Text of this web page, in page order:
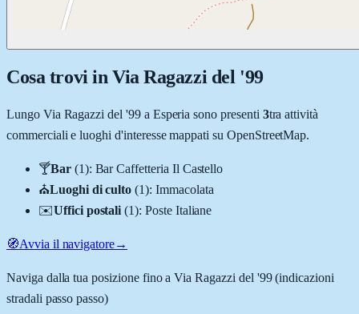
Cosa trovi in Via Ragazzi del '99
Lungo Via Ragazzi del '99a Esperia sono presenti 3tra attività
commerciali e luoghi d'interesse mappati su OpenStreetMap.
🍸Bar (1): Bar Caffetteria Il Castello
⛪Luoghi di culto (1): Immacolata
✉️Uffici postali (1): Poste Italiane
🧭Avvia il navigatore→
Naviga dalla tua posizione fino aVia Ragazzi del '99(indicazioni
stradali passo passo)